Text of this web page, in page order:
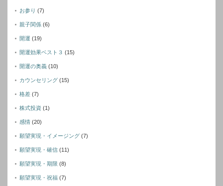
お参り (7)
親子関係 (6)
開運 (19)
開運効果ベスト３ (15)
開運の奥義 (10)
カウンセリング (15)
格差 (7)
株式投資 (1)
感情 (20)
願望実現・イメージング (7)
願望実現・確信 (11)
願望実現・期限 (8)
願望実現・祝福 (7)